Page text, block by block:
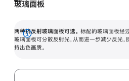
玻璃面板
两种抗反射玻璃面板可选。 标配的玻璃面板经
玻璃面板可分散反射光，从而进一步减少反光
持出色画质。
展
开